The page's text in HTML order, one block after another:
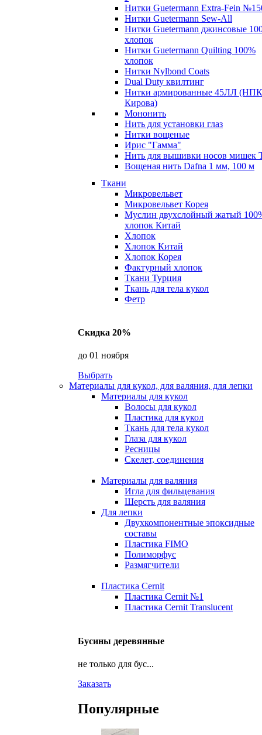
Нитки Guetermann Extra-Fein
Нитки Guetermann Sew-All
Нитки Guetermann джинсовые
хлопок
Нитки Guetermann Quilting 100%
хлопок
Нитки Nylbond Coats
Dual Duty квилтинг
Нитки армированные 45ЛЛ
Кирова)
Мононить
Нить для установки глаз
Нитки вощеные
Ирис "Гамма"
Нить для вышивки носов мишек
Вощеная нить Dafna 1 мм, 100 м
Ткани
Микровельвет
Микровельвет Корея
Муслин двухслойный жатый
хлопок Китай
Хлопок
Хлопок Китай
Хлопок Корея
Фактурный хлопок
Ткани Турция
Ткань для тела кукол
Фетр
Скидка 20%
до 01 ноября
Выбрать
Материалы для кукол, для валяния, для лепки
Материалы для кукол
Волосы для кукол
Пластика для кукол
Ткань для тела кукол
Глаза для кукол
Ресницы
Скелет, соединения
Материалы для валяния
Игла для фильцевания
Шерсть для валяния
Для лепки
Двухкомпонентные эпоксидные
составы
Пластика FIMO
Полиморфус
Размягчители
Пластика Cernit
Пластика Cernit №1
Пластика Cernit Translucent
Бусины деревянные
не только для бус...
Заказать
Популярные